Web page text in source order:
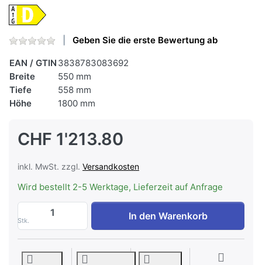
Geben Sie die erste Bewertung ab
EAN / GTIN 3838783083692
Breite
550 mm
Tiefe
558 mm
Höhe
1800 mm
CHF 1'213.80
inkl. MwSt. zzgl. Versandkosten
Wird bestellt 2-5 Werktage, Lieferzeit auf Anfrage
Stk.
GORENJE RK418DPS4I Edelstahl
In den Warenkorb